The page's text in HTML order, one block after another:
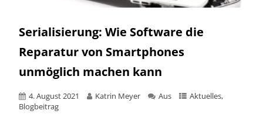
Serialisierung: Wie Software die
Reparatur von Smartphones
unmöglich machen kann
4. August 2021 Katrin Meyer Aus Aktuelles,
Blogbeitrag